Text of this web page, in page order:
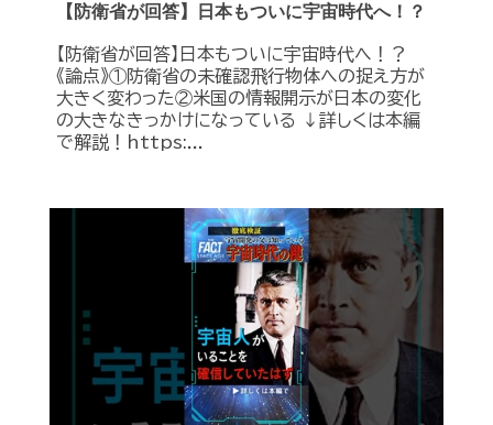
【防衛省が回答】日本もついに宇宙時代へ！？
【防衛省が回答】日本もついに宇宙時代へ！？
《論点》①防衛省の未確認飛行物体への捉え方が
大きく変わった②米国の情報開示が日本の変化
の大きなきっかけになっている ↓詳しくは本編
で解説！https:...